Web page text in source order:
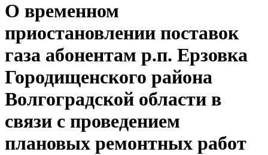
О временном
приостановлении поставок
газа абонентам р.п. Ерзовка
Городищенского района
Волгоградской области в
связи с проведением
плановых ремонтных работ